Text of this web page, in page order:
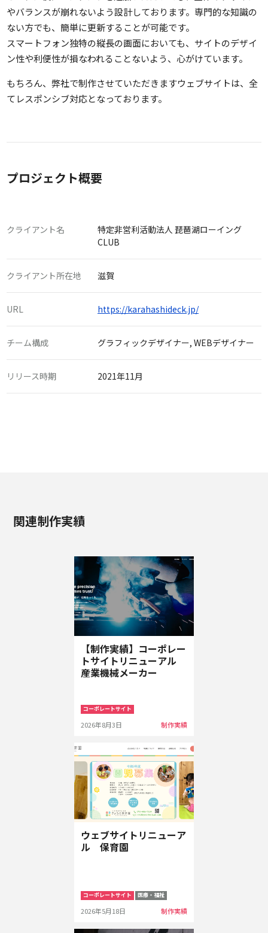
やバランスが崩れないよう設計しております。専門的な知識の
ない方でも、簡単に更新することが可能です。
スマートフォン独特の縦長の画面においても、サイトのデザイ
ン性や利便性が損なわれることないよう、心がけています。
もちろん、弊社で制作させていただきますウェブサイトは、全
てレスポンシブ対応となっております。
プロジェクト概要
クライアント名
特定非営利活動法人 琵琶湖ローイング
CLUB
クライアント所在地 滋賀
URL https://karahashideck.jp/
チーム構成 グラフィックデザイナー, WEBデザイナー
リリース時期 2021年11月
関連制作実績
【制作実績】コーポレー
トサイトリニューアル
産業機械メーカー
コーポレートサイト
2026年8月3日 制作実績
ウェブサイトリニューア
ル 保育園
コーポレートサイト 医療・福祉
2026年5月18日 制作実績